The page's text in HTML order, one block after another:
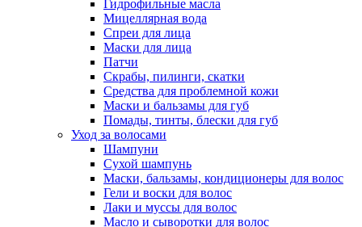
Гидрофильные масла
Мицеллярная вода
Спреи для лица
Маски для лица
Патчи
Скрабы, пилинги, скатки
Средства для проблемной кожи
Маски и бальзамы для губ
Помады, тинты, блески для губ
Уход за волосами
Шампуни
Сухой шампунь
Маски, бальзамы, кондиционеры для волос
Гели и воски для волос
Лаки и муссы для волос
Масло и сыворотки для волос